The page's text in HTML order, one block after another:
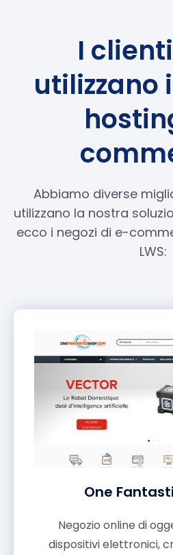
I
utilizzano
Abbiamo diverse
utilizzano la nostra
ecco i negozi di e-
LWS:
One
Negozio online di
dispositivi elettronici,